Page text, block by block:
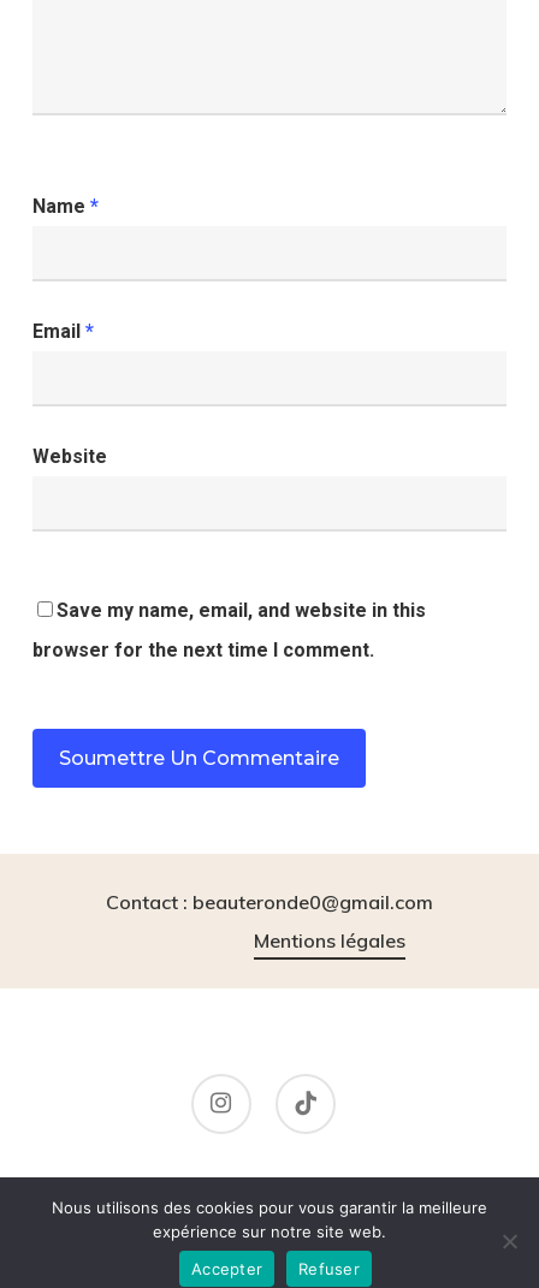
Name *
Email *
Website
Save my name, email, and website in this
browser for the next time I comment.
Contact : beauteronde0@gmail.com
Mentions légales
instagram tiktok
© 2026 BeauteRonde.
Nous utilisons des cookies pour vous garantir la meilleure
expérience sur notre site web.
Accepter
Refuser